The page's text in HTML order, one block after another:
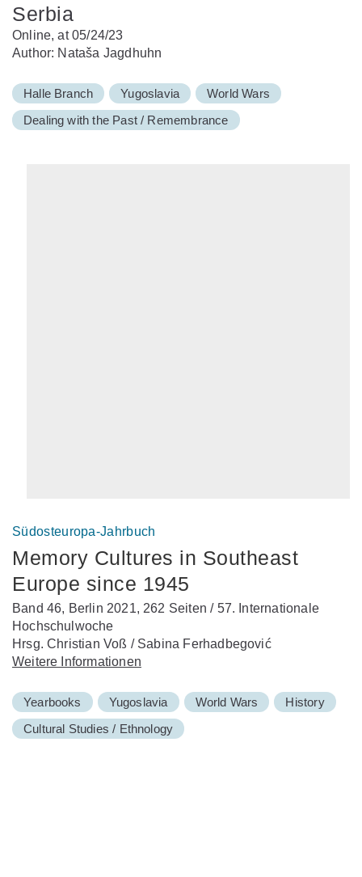
Serbia
Online, at 05/24/23
Author: Nataša Jagdhuhn
Halle Branch Yugoslavia
World Wars
Dealing with the Past / Remembrance
Südosteuropa-Jahrbuch
Memory Cultures in Southeast
Europe since 1945
Band 46, Berlin 2021, 262 Seiten / 57. Internationale
Hochschulwoche
Hrsg. Christian Voß / Sabina Ferhadbegović
Weitere Informationen
Yearbooks Yugoslavia World Wars
History
Cultural Studies / Ethnology